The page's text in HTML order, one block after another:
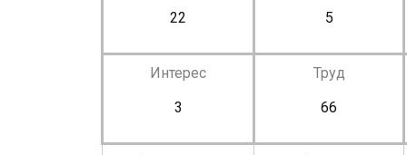
22
5
Интерес
3
Труд
66